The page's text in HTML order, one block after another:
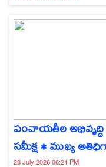
పంచాయతీల అభివృద్ధి
సమీక్ష • ముఖ్య
28 July 2026 06:21 PM